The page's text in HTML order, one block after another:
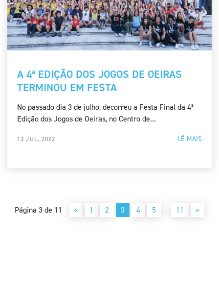
A 4ª EDIÇÃO DOS JOGOS DE OEIRAS
TERMINOU EM FESTA
No passado dia 3 de julho, decorreu a Festa Final da 4ª
Edição dos Jogos de Oeiras, no Centro de...
LÊ MAIS
13 JUL, 2022
Página 3 de 11 « 1 2 3 4 5 … 11 »